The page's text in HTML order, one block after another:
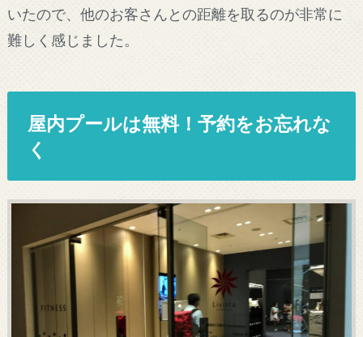
いたので、他のお客さんとの距離を取るのが非常に
難しく感じました。
屋内プールは無料！予約をお忘れな
く